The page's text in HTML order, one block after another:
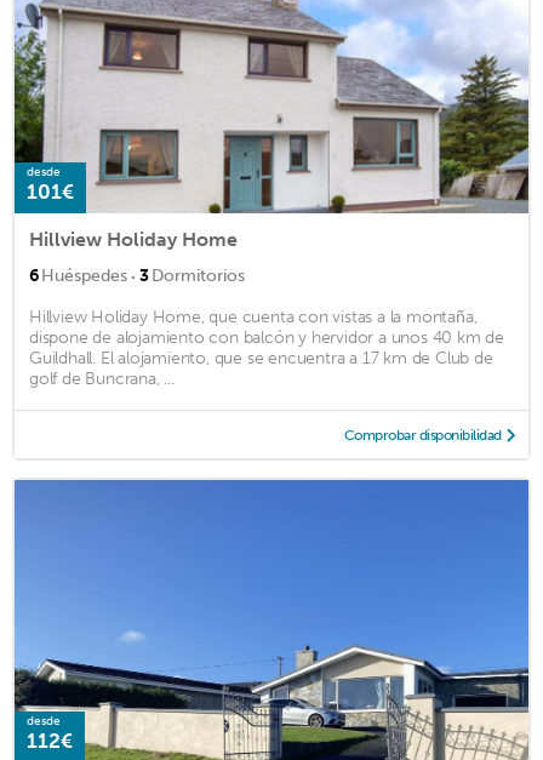
desde
101€
Hillview Holiday Home
6Huéspedes · 3Dormitorios
Hillview Holiday Home, que cuenta con vistas a la montaña,
dispone de alojamiento con balcón y hervidor a unos 40 km de
Guildhall. El alojamiento, que se encuentra a 17 km de Club de
golf de Buncrana, ...
Comprobar disponibilidad
desde
112€